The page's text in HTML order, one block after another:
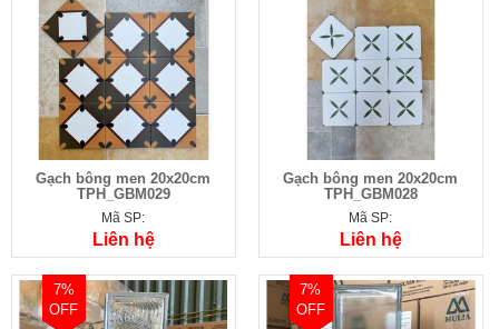
Gạch bông men 20x20cm
TPH_GBM029
Mã SP:
Liên hệ
Gạch bông men 20x20cm
TPH_GBM028
Mã SP:
Liên hệ
7%
OFF
7%
OFF